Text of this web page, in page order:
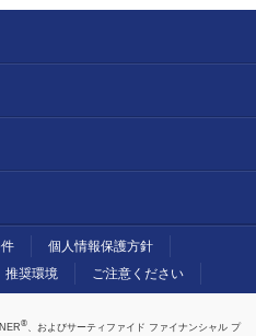
個人情報保護方針
推奨環境 ご注意ください
® 、およびサーティファイド ファイナンシャル プ